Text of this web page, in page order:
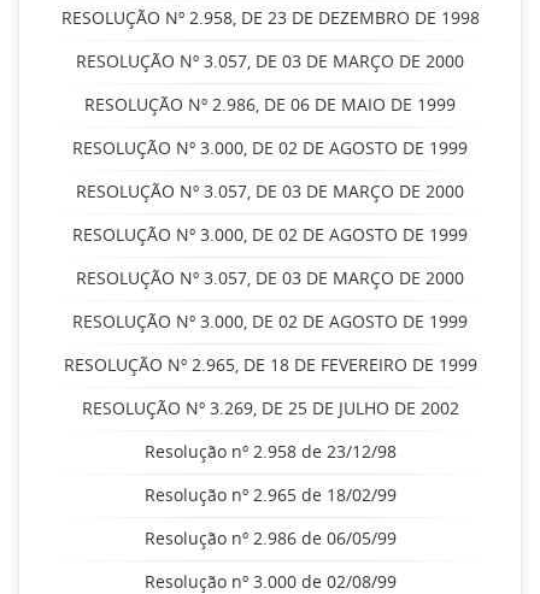
RESOLUÇÃO Nº 2.958, DE 23 DE DEZEMBRO DE 1998
RESOLUÇÃO Nº 3.057, DE 03 DE MARÇO DE 2000
RESOLUÇÃO Nº 2.986, DE 06 DE MAIO DE 1999
RESOLUÇÃO Nº 3.000, DE 02 DE AGOSTO DE 1999
RESOLUÇÃO Nº 3.057, DE 03 DE MARÇO DE 2000
RESOLUÇÃO Nº 3.000, DE 02 DE AGOSTO DE 1999
RESOLUÇÃO Nº 3.057, DE 03 DE MARÇO DE 2000
RESOLUÇÃO Nº 3.000, DE 02 DE AGOSTO DE 1999
RESOLUÇÃO Nº 2.965, DE 18 DE FEVEREIRO DE 1999
RESOLUÇÃO Nº 3.269, DE 25 DE JULHO DE 2002
Resolução nº 2.958 de 23/12/98
Resolução nº 2.965 de 18/02/99
Resolução nº 2.986 de 06/05/99
Resolução nº 3.000 de 02/08/99